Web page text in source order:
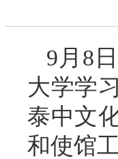
9月8
大学学
泰中文
和使馆